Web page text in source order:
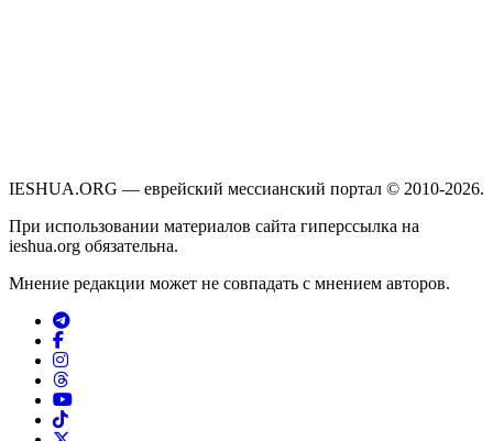
IESHUA.ORG — еврейский мессианский портал © 2010-2026.
При использовании материалов сайта гиперссылка на
ieshua.org обязательна.
Мнение редакции может не совпадать с мнением авторов.